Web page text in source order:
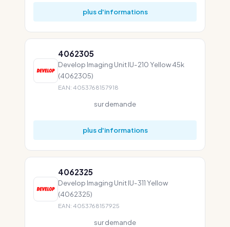
plus d'informations
4062305
Develop Imaging Unit IU-210 Yellow 45k
(4062305)
EAN: 4053768157918
sur demande
plus d'informations
4062325
Develop Imaging Unit IU-311 Yellow
(4062325)
EAN: 4053768157925
sur demande